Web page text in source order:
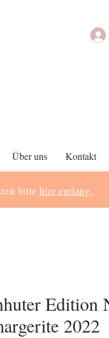
Über uns Kontakt
bittehier entlang.
Edition
2022